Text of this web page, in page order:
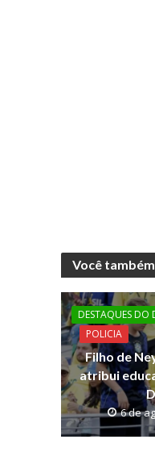
Você
DESTAQUES DO
POLICIA
Filho de
atribui
6 de